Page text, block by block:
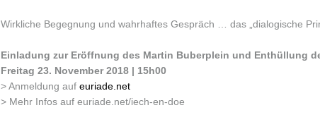
Wirkliche Begegnung und wahrhaftes Gespräch … das „dialogische
Einladung zur Eröffnung des Martin Buberplein und Enthüllung
Freitag 23. November 2018 | 15h00
> Anmeldung auf euriade.net
> Mehr Infos auf euriade.net/iech-en-doe